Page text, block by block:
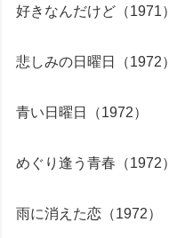
好きなんだけど（1971）
悲しみの日曜日（1972）
青い日曜日（1972）
めぐり逢う青春（1972）
雨に消えた恋（1972）